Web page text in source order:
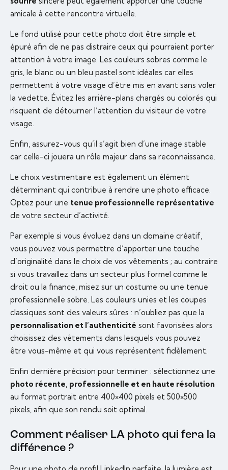
amicale à cette rencontre virtuelle.
Le fond utilisé pour cette photo doit être simple et
épuré afin de ne pas distraire ceux qui pourraient porter
attention à votre image. Les couleurs sobres comme le
gris, le blanc ou un bleu pastel sont idéales car elles
permettent à votre visage d’être mis en avant sans voler
la vedette. Évitez les arrière-plans chargés ou colorés qui
risquent de détourner l’attention du visiteur de votre
visage.
Enfin, assurez-vous qu’il s’agit bien d’une image stable
car celle-ci jouera un rôle majeur dans sa reconnaissance.
Le choix vestimentaire est également un élément
déterminant qui contribue à rendre une photo efficace.
Optez pour une tenue professionnelle représentative
de votre secteur d’activité.
Par exemple si vous évoluez dans un domaine créatif,
vous pouvez vous permettre d’apporter une touche
d’originalité dans le choix de vos vêtements ; au contraire
si vous travaillez dans un secteur plus formel comme le
droit ou la finance, misez sur un costume ou une tenue
professionnelle sobre. Les couleurs unies et les coupes
classiques sont des valeurs sûres : n’oubliez pas que la
personnalisation et l’authenticité sont favorisées alors
choisissez des vêtements dans lesquels vous pouvez
être vous-même et qui vous représentent fidèlement.
Enfin dernière précision pour terminer : sélectionnez une
photo récente, professionnelle et en haute résolution
au format portrait entre 400×400 pixels et 500×500
pixels, afin que son rendu soit optimal.
Comment réaliser LA photo qui fera la
différence ?